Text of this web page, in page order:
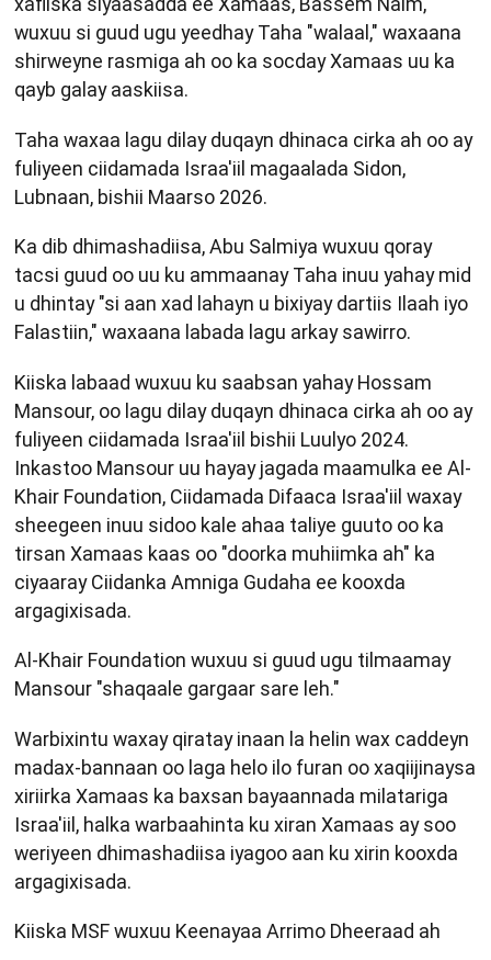
wuxuu si guud ugu yeedhay Taha "walaal," waxaana
shirweyne rasmiga ah oo ka socday Xamaas uu ka
qayb galay aaskiisa.
Taha waxaa lagu dilay duqayn dhinaca cirka ah oo ay
fuliyeen ciidamada Israa'iil magaalada Sidon,
Lubnaan, bishii Maarso 2026.
Ka dib dhimashadiisa, Abu Salmiya wuxuu qoray
tacsi guud oo uu ku ammaanay Taha inuu yahay mid
u dhintay "si aan xad lahayn u bixiyay dartiis Ilaah iyo
Falastiin," waxaana labada lagu arkay sawirro.
Kiiska labaad wuxuu ku saabsan yahay Hossam
Mansour, oo lagu dilay duqayn dhinaca cirka ah oo ay
fuliyeen ciidamada Israa'iil bishii Luulyo 2024.
Inkastoo Mansour uu hayay jagada maamulka ee Al-
Khair Foundation, Ciidamada Difaaca Israa'iil waxay
sheegeen inuu sidoo kale ahaa taliye guuto oo ka
tirsan Xamaas kaas oo "doorka muhiimka ah" ka
ciyaaray Ciidanka Amniga Gudaha ee kooxda
argagixisada.
Al-Khair Foundation wuxuu si guud ugu tilmaamay
Mansour "shaqaale gargaar sare leh."
Warbixintu waxay qiratay inaan la helin wax caddeyn
madax-bannaan oo laga helo ilo furan oo xaqiijinaysa
xiriirka Xamaas ka baxsan bayaannada milatariga
Israa'iil, halka warbaahinta ku xiran Xamaas ay soo
weriyeen dhimashadiisa iyagoo aan ku xirin kooxda
argagixisada.
Kiiska MSF wuxuu Keenayaa Arrimo Dheeraad ah